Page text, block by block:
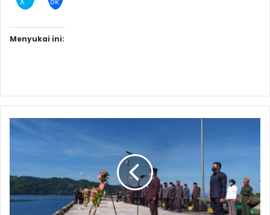
Menyukai ini: